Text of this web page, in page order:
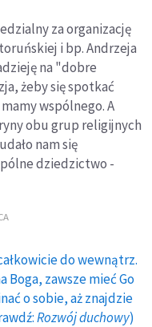
za organizację
i bp. Andrzeja
na "dobre
żeby się spotkać
wspólnego. A
obu grup religijnych
nam się
dziedzictwo -
do wewnątrz.
Boga, zawsze mieć Go
o sobie, aż znajdzie
Rozwój duchowy)